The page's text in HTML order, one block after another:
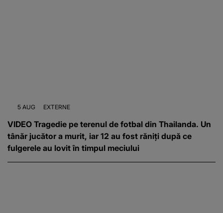
5 AUG EXTERNE
VIDEO Tragedie pe terenul de fotbal din Thailanda. Un
tânăr jucător a murit, iar 12 au fost răniți după ce
fulgerele au lovit în timpul meciului